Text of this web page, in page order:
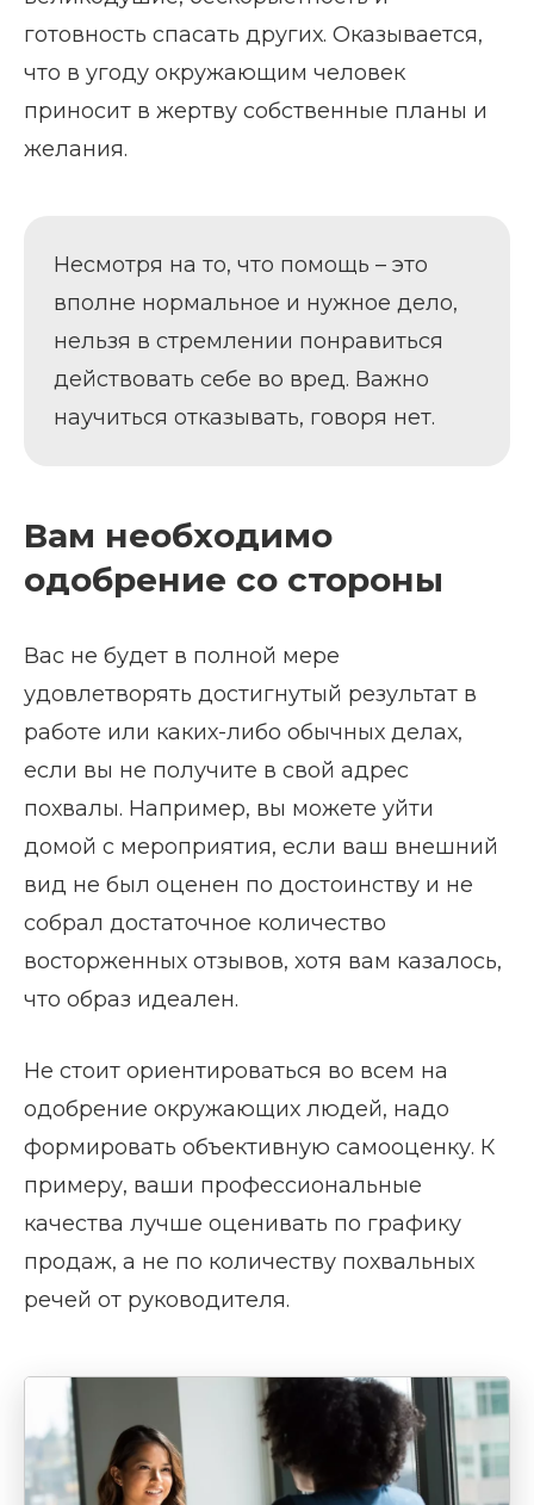
готовность спасать других. Оказывается,
что в угоду окружающим человек
приносит в жертву собственные планы и
желания.
Несмотря на то, что помощь – это
вполне нормальное и нужное дело,
нельзя в стремлении понравиться
действовать себе во вред. Важно
научиться отказывать, говоря нет.
Вам необходимо
одобрение со стороны
Вас не будет в полной мере
удовлетворять достигнутый результат в
работе или каких-либо обычных делах,
если вы не получите в свой адрес
похвалы. Например, вы можете уйти
домой с мероприятия, если ваш внешний
вид не был оценен по достоинству и не
собрал достаточное количество
восторженных отзывов, хотя вам казалось,
что образ идеален.
Не стоит ориентироваться во всем на
одобрение окружающих людей, надо
формировать объективную самооценку. К
примеру, ваши профессиональные
качества лучше оценивать по графику
продаж, а не по количеству похвальных
речей от руководителя.